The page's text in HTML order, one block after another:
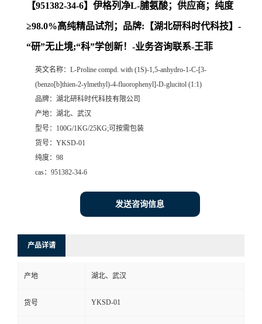
【951382-34-6】伊格列净L-脯氨酸；供应商；纯度
≥98.0%高纯精品试剂；品牌:【湖北研科时代科技】-
“研”无止境;“科”学创新！-业务咨询联系-王菲
英文名称： L-Proline compd. with (1S)-1,5-anhydro-1-C-[3-
(benzo[b]thien-2-ylmethyl)-4-fluorophenyl]-D-glucitol (1:1)
品牌： 湖北研科时代科技有限公司
产地： 湖北、武汉
型号： 100G/1KG/25KG;可按需包装
货号： YKSD-01
纯度： 98
cas： 951382-34-6
发送咨询信息
产品详请
产地 湖北、武汉
货号 YKSD-01